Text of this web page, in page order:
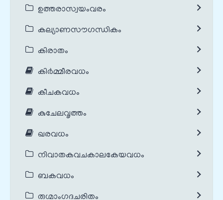
ഉത്തരാസ്വയംവരം
കല്യാണസൗഗന്ധികം
കിരാതം
കിർമ്മീരവധം
കീചകവധം
കുചേലവൃത്തം
ഖരവധം
നിവാതകവചകാലകേയവധം
ബകവധം
രുഗ്മാംഗദചരിതം